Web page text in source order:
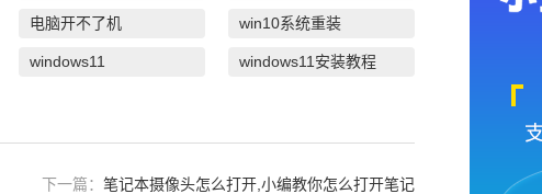
电脑开不了机 win10系统重装
windows11 windows11安装教程
下一篇：笔记本摄像头怎么打开,小编教你怎么打开笔记